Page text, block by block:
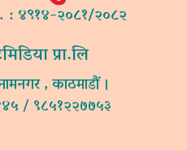
: ४९१४-२०८१/२०८२
प्रा.लि
, काठमाडौं ।
/ ९८५१२२७७५३